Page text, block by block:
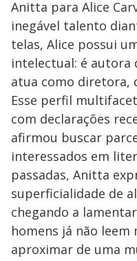
Anitta para Alice
inegável talento
telas, Alice possui
intelectual: é autora
atua como diretora,
Esse perfil
com declarações
afirmou buscar
interessados em
passadas, Anitta
superficialidade de
chegando a
homens já não leem
aproximar de uma